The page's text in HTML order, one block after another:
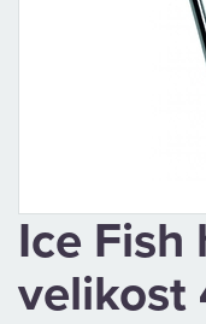
PÉČE
O
Ice Fish
velikost